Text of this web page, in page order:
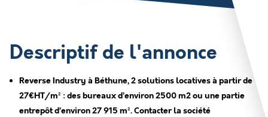
Descriptif de l'annonce
Reverse Industry à Béthune, 2 solutions locatives à partir de
27€HT/m² : des bureaux d’environ 2500 m2 ou une partie
entrepôt d’environ 27 915 m². Contacter la société